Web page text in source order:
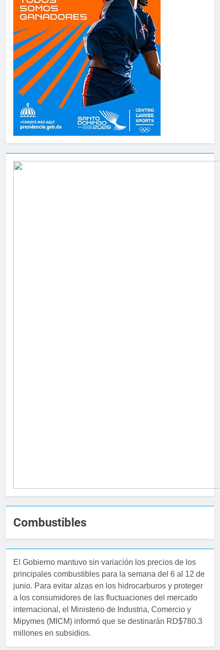
Combustibles
El Gobierno mantuvo sin variación los precios de los
principales combustibles para la semana del 6 al 12 de
junio. Para evitar alzas en los hidrocarburos y proteger
a los consumidores de las fluctuaciones del mercado
internacional, el Ministerio de Industria, Comercio y
Mipymes (MICM) informó que se destinarán RD$780.3
millones en subsidios.